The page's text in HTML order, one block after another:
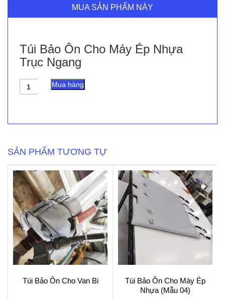
MUA SẢN PHẨM NÀY
Túi Bảo Ôn Cho Máy Ép Nhựa
Trục Ngang
Túi
Bảo
Ngang
số
lượng
Mua hàng
SẢN PHẨM TƯƠNG TỰ
Túi Bảo Ôn Cho Van Bi
Túi Bảo Ôn Cho Máy Ép
Nhựa (Mẫu 04)